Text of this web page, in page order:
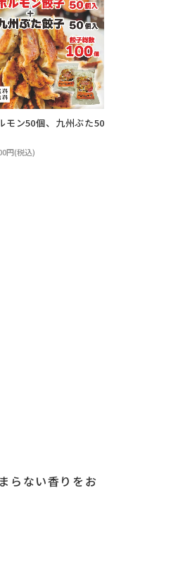
モン50個、九州ぶた50
円(税込)
らない香りをお